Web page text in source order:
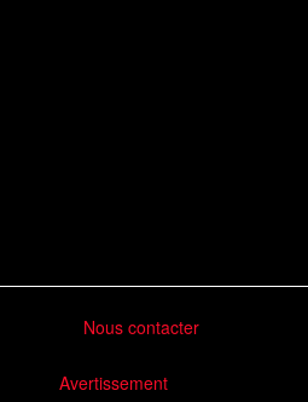
Nous contacter
Avertissement